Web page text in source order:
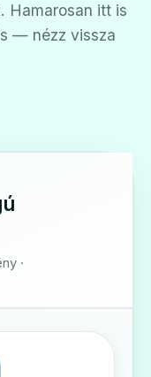
Hamarosan itt is
— nézz vissza
·